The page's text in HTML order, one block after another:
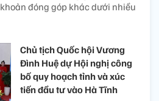
đóng góp khác dưới nhiều
Chủ tịch Quốc hội Vương
Đình Huệ dự Hội nghị công
bố quy hoạch tỉnh và xúc
tiến đầu tư vào Hà Tĩnh